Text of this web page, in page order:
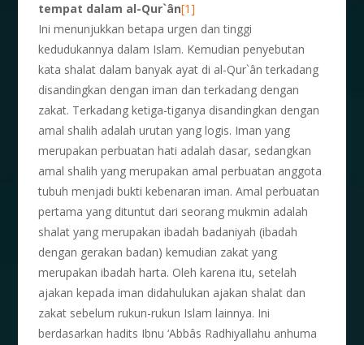
tempat dalam al-Qur`ân[1]
Ini menunjukkan betapa urgen dan tinggi
kedudukannya dalam Islam. Kemudian penyebutan
kata shalat dalam banyak ayat di al-Qur`ân terkadang
disandingkan dengan iman dan terkadang dengan
zakat. Terkadang ketiga-tiganya disandingkan dengan
amal shalih adalah urutan yang logis. Iman yang
merupakan perbuatan hati adalah dasar, sedangkan
amal shalih yang merupakan amal perbuatan anggota
tubuh menjadi bukti kebenaran iman. Amal perbuatan
pertama yang dituntut dari seorang mukmin adalah
shalat yang merupakan ibadah badaniyah (ibadah
dengan gerakan badan) kemudian zakat yang
merupakan ibadah harta. Oleh karena itu, setelah
ajakan kepada iman didahulukan ajakan shalat dan
zakat sebelum rukun-rukun Islam lainnya. Ini
berdasarkan hadits Ibnu ‘Abbâs Radhiyallahu anhuma